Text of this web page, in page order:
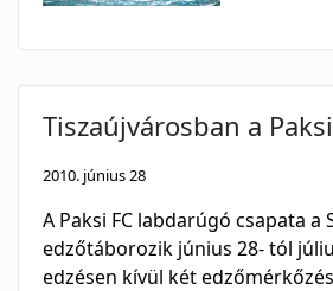
Tiszaújvárosban a
2010. június 28
A Paksi FC labdarúgó csapata
edzőtáborozik június 28- tól
edzésen kívül két